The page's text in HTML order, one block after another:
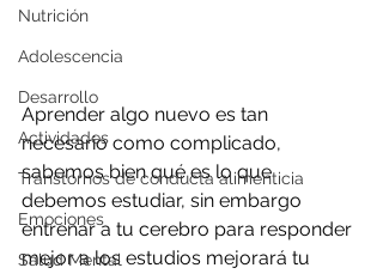
Nutrición
Adolescencia
Desarrollo
Actividades
Transtornos de conducta alimenticia
Emociones
Salud Mental
Aprender algo nuevo es tan
necesario como complicado,
sabemos bien qué es lo que
debemos estudiar, sin embargo
entrenar a tu cerebro para responder
mejor a los estudios mejorará tu